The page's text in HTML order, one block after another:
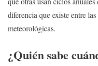
diferencia que existe entre
meteorológicas.
¿Quién sabe